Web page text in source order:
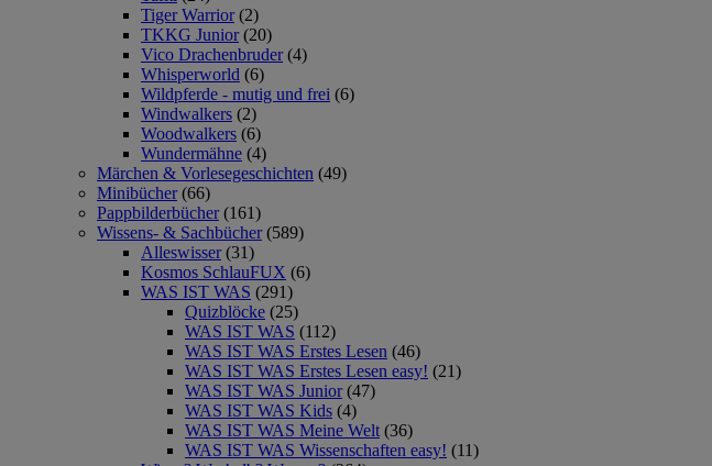
Tiger Warrior (2)
TKKG Junior (20)
Vico Drachenbruder (4)
Whisperworld (6)
Wildpferde - mutig und frei (6)
Windwalkers (2)
Woodwalkers (6)
Wundermähne (4)
Märchen & Vorlesegeschichten (49)
Minibücher (66)
Pappbilderbücher (161)
Wissens- & Sachbücher (589)
Alleswisser (31)
Kosmos SchlauFUX (6)
WAS IST WAS (291)
Quizblöcke (25)
WAS IST WAS (112)
WAS IST WAS Erstes Lesen (46)
WAS IST WAS Erstes Lesen easy! (21)
WAS IST WAS Junior (47)
WAS IST WAS Kids (4)
WAS IST WAS Meine Welt (36)
WAS IST WAS Wissenschaften easy! (11)